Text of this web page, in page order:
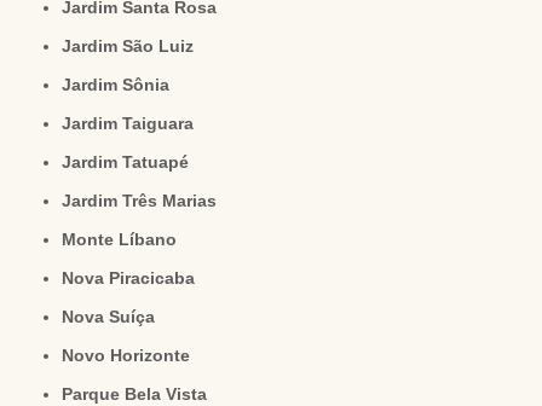
Jardim Santa Rosa
Jardim São Luiz
Jardim Sônia
Jardim Taiguara
Jardim Tatuapé
Jardim Três Marias
Monte Líbano
Nova Piracicaba
Nova Suíça
Novo Horizonte
Parque Bela Vista